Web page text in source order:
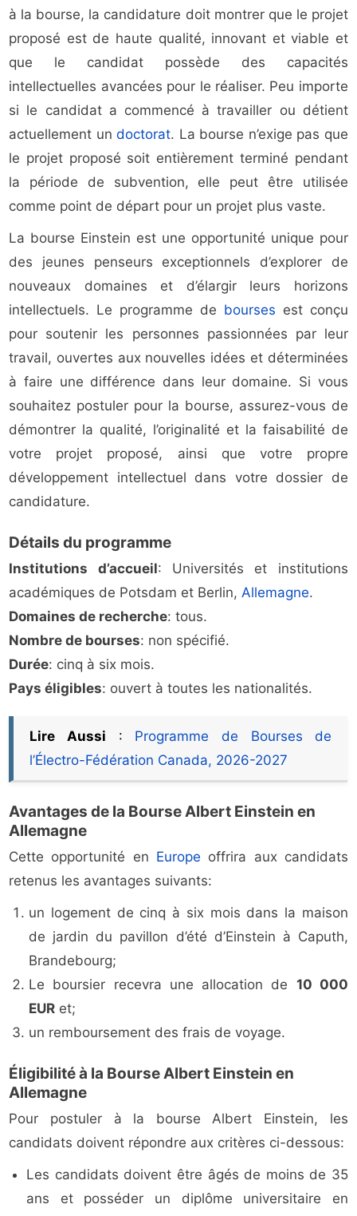
à la bourse, la candidature doit montrer que le projet
proposé est de haute qualité, innovant et viable et
que le candidat possède des capacités
intellectuelles avancées pour le réaliser. Peu importe
si le candidat a commencé à travailler ou détient
actuellement undoctorat. La bourse n’exige pas que
le projet proposé soit entièrement terminé pendant
la période de subvention, elle peut être utilisée
comme point de départ pour un projet plus vaste.
La bourse Einstein est une opportunité unique pour
des jeunes penseurs exceptionnels d’explorer de
nouveaux domaines et d’élargir leurs horizons
intellectuels. Le programme de bourses est conçu
pour soutenir les personnes passionnées par leur
travail, ouvertes aux nouvelles idées et déterminées
à faire une différence dans leur domaine. Si vous
souhaitez postuler pour la bourse, assurez-vous de
démontrer la qualité, l’originalité et la faisabilité de
votre projet proposé, ainsi que votre propre
développement intellectuel dans votre dossier de
candidature.
Détails du programme
Institutions d’accueil: Universités et institutions
académiques de Potsdam et Berlin,Allemagne.
Domaines de recherche: tous.
Nombre de bourses: non spécifié.
Durée: cinq à six mois.
Pays éligibles: ouvert à toutes les nationalités.
Lire Aussi : Programme de Bourses de
l’Électro-Fédération Canada, 2026-2027
Avantages de la Bourse Albert Einstein en
Allemagne
Cette opportunité en Europe offrira aux candidats
retenus les avantages suivants:
un logement de cinq à six mois dans la maison
de jardin du pavillon d’été d’Einstein à Caputh,
Brandebourg;
Le boursier recevra une allocation de 10 000
EUR et;
un remboursement des frais de voyage.
Éligibilité à la Bourse Albert Einstein en
Allemagne
Pour postuler à la bourse Albert Einstein, les
candidats doivent répondre aux critères ci-dessous:
Les candidats doivent être âgés de moins de 35
ans et posséder un diplôme universitaire en